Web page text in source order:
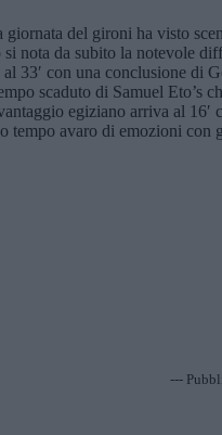
del gironi ha visto
nota da subito la notevole
33′ con una conclusione
scaduto di Samuel
egiziano arriva al
avaro di emozioni
---